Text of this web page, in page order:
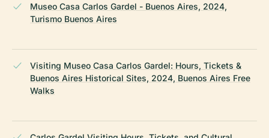
Museo Casa Carlos Gardel - Buenos Aires, 2024,
Turismo Buenos Aires
Visiting Museo Casa Carlos Gardel: Hours, Tickets &
Buenos Aires Historical Sites, 2024, Buenos Aires Free
Walks